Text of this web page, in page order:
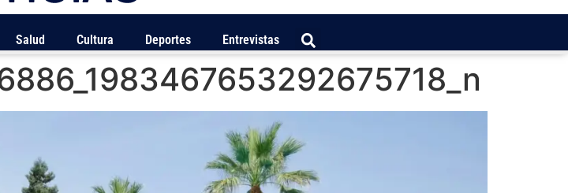
Salud Cultura Deportes Entrevistas